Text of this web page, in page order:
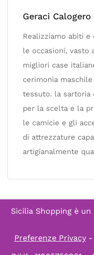
Geraci
Realizziamo abiti
le occasioni, vasto
migliori case
cerimonia
tessuto. la sartoria
per la scelta e la
le camicie e gli
di attrezzature
artigianalmente
Sicilia Shopping è un
Preferenze Privacy-